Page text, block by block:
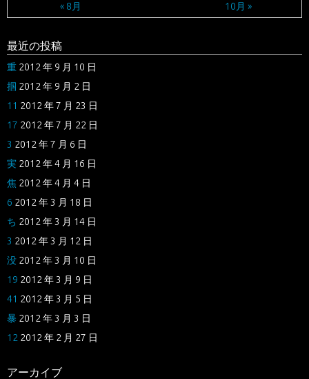
« 8月 10月 »
最近の投稿
重 2012 年 9 月 10 日
掴 2012 年 9 月 2 日
11 2012 年 7 月 23 日
17 2012 年 7 月 22 日
3 2012 年 7 月 6 日
実 2012 年 4 月 16 日
焦 2012 年 4 月 4 日
6 2012 年 3 月 18 日
ち 2012 年 3 月 14 日
3 2012 年 3 月 12 日
没 2012 年 3 月 10 日
19 2012 年 3 月 9 日
41 2012 年 3 月 5 日
暴 2012 年 3 月 3 日
12 2012 年 2 月 27 日
アーカイブ